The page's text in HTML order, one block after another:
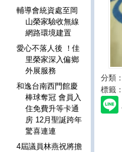
分類
標籤
輔導會統資處至岡
山榮家驗收無線
網路環境建置
愛心不落人後 ！佳
里榮家深入偏鄉
外展服務
和逸台南西門館慶
棒球奪冠 會員入
住免費升等卡通
房 12月聖誕跨年
驚喜連連
4屆議員林燕祝將擔